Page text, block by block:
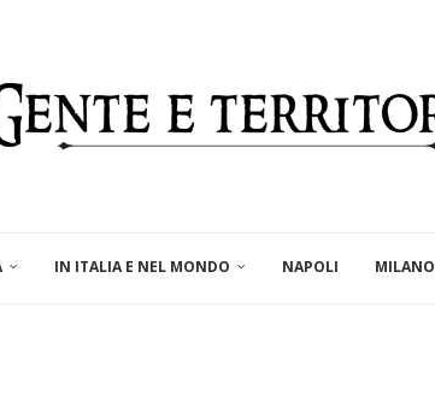
IN ITALIA E NEL MONDO NAPOLI MILANO